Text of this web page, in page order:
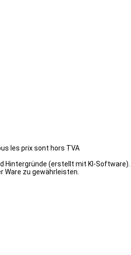
les prix sont hors TVA
Hintergründe (erstellt mit KI-
Ware zu gewährleisten.